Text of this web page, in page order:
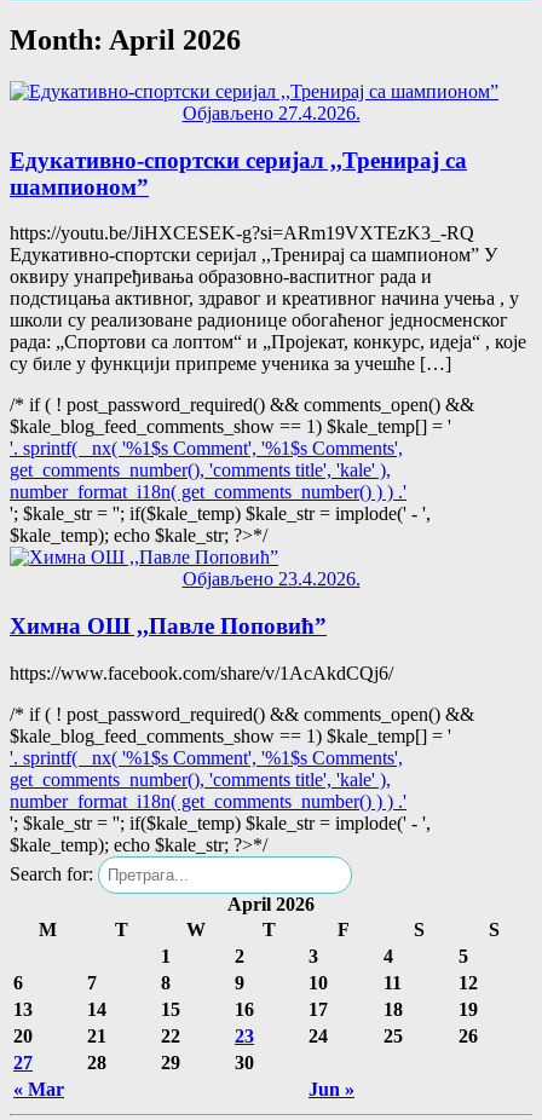
Month: April 2026
Објављено 27.4.2026.
Едукативно-спортски серијал ,,Тренирај са
шампионом”
https://youtu.be/JiHXCESEK-g?si=ARm19VXTEzK3_-RQ
Едукативно-спортски серијал ,,Тренирај са шампионом” У
оквиру унапређивања образовно-васпитног рада и
подстицања активног, здравог и креативног начина учења , у
школи су реализоване радионице обогаћеног једносменског
рада: „Спортови са лоптом“ и „Пројекат, конкурс, идеја“ , које
су биле у функцији припреме ученика за учешће […]
/* if ( ! post_password_required() && comments_open() &&
$kale_blog_feed_comments_show == 1) $kale_temp[] = '
'. sprintf( _nx( '%1$s Comment', '%1$s Comments',
get_comments_number(), 'comments title', 'kale' ),
number_format_i18n( get_comments_number() ) ) .'
'; $kale_str = ''; if($kale_temp) $kale_str = implode(' - ',
$kale_temp); echo $kale_str; ?>*/
Објављено 23.4.2026.
Химна ОШ ,,Павле Поповић”
https://www.facebook.com/share/v/1AcAkdCQj6/
/* if ( ! post_password_required() && comments_open() &&
$kale_blog_feed_comments_show == 1) $kale_temp[] = '
'. sprintf( _nx( '%1$s Comment', '%1$s Comments',
get_comments_number(), 'comments title', 'kale' ),
number_format_i18n( get_comments_number() ) ) .'
'; $kale_str = ''; if($kale_temp) $kale_str = implode(' - ',
$kale_temp); echo $kale_str; ?>*/
Search for:
April 2026
M
T W T F S S
« Mar Jun »
1 2 3 4
5
6
7 8 9 10 11
12
13
14 15 16 17 18
19
20
21 22 23 24 25
26
27
28 29 30